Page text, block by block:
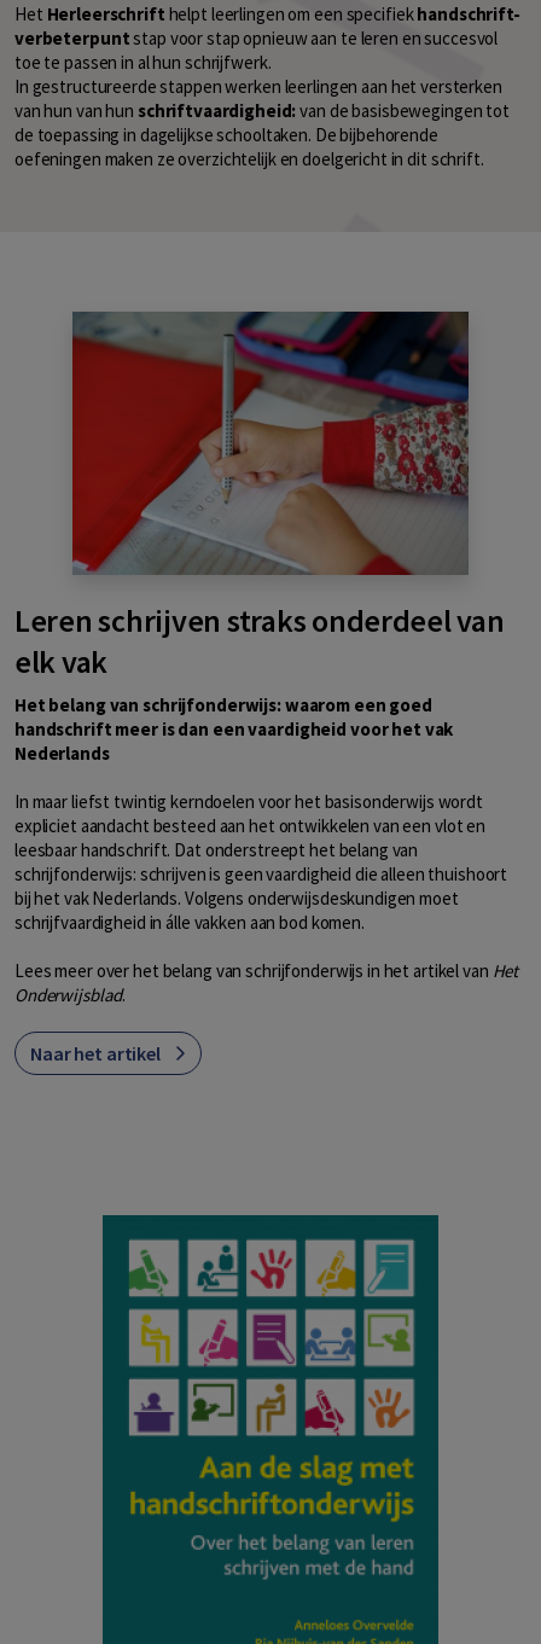
Het Herleerschrift helpt leerlingen om een specifiekhandschrift-
verbeterpuntstap voor stap opnieuw aan te leren en succesvol
toe te passen in al hun schrijfwerk.
In gestructureerdestappen werken leerlingen aan het versterken
van hun van hun schriftvaardigheid:van de basisbewegingen tot
de toepassing in dagelijkse schooltaken. De bijbehorende
oefeningen maken ze overzichtelijk en doelgericht in dit schrift.
Leren schrijven straks onderdeel van
elk vak
Het belang van schrijfonderwijs: waarom een goed
handschrift meer is dan een vaardigheid voor het vak
Nederlands
In maar liefst twintig kerndoelen voor het basisonderwijs wordt
expliciet aandacht besteed aan het ontwikkelen van een vlot en
leesbaar handschrift. Dat onderstreept het belang van
schrijfonderwijs: schrijven is geen vaardigheid die alleen thuishoort
bij het vak Nederlands. Volgens onderwijsdeskundigen moet
schrijfvaardigheid in álle vakken aan bod komen.
Lees meer over het belang van schrijfonderwijs in het artikel van Het
Onderwijsblad.
Naar het artikel